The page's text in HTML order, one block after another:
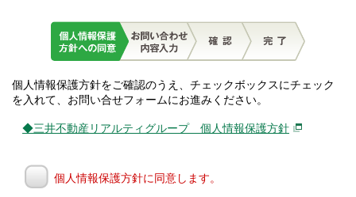
個人情報保護方針をご確認のうえ、チェックボックスにチェック
を入れて、お問い合せフォームにお進みください。
◆三井不動産リアルティグループ 個人情報保護方針
個人情報保護方針に同意します。